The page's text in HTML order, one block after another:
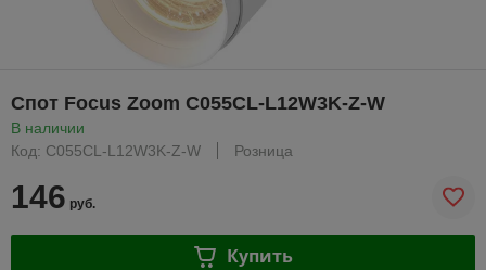
Спот Focus Zoom C055CL-L12W3K-Z-W
В наличии
Код: C055CL-L12W3K-Z-W
Розница
146 руб.
Купить